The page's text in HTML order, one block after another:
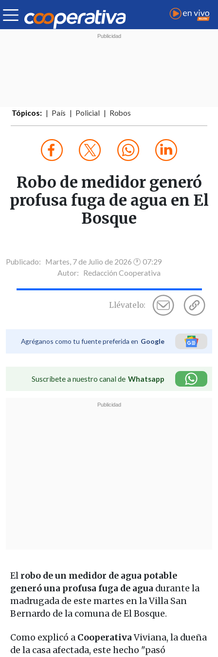
Tópicos: País Policial Robos
Robo de medidor generó
profusa fuga de agua en El
Bosque
Publicado: Martes, 7 de Julio de 2026 🕐 07:29
Autor: Redacción Cooperativa
Llévatelo:
Agréganos como tu fuente preferida en Google
Suscríbete a nuestro canal de Whatsapp
Elrobo de un medidor de agua potable
generó una profusa fuga de agua durante la
madrugada de este martes en la Villa San
Bernardo de la comuna de El Bosque.
Como explicó a CooperativaViviana, la dueña
de la casa afectada, este hecho "pasó